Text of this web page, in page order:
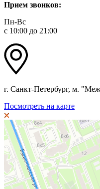
Прием звонков:
Пн-Вс
с 10:00 до 21:00
г. Санкт-Петербург, м.
Посмотреть на карте